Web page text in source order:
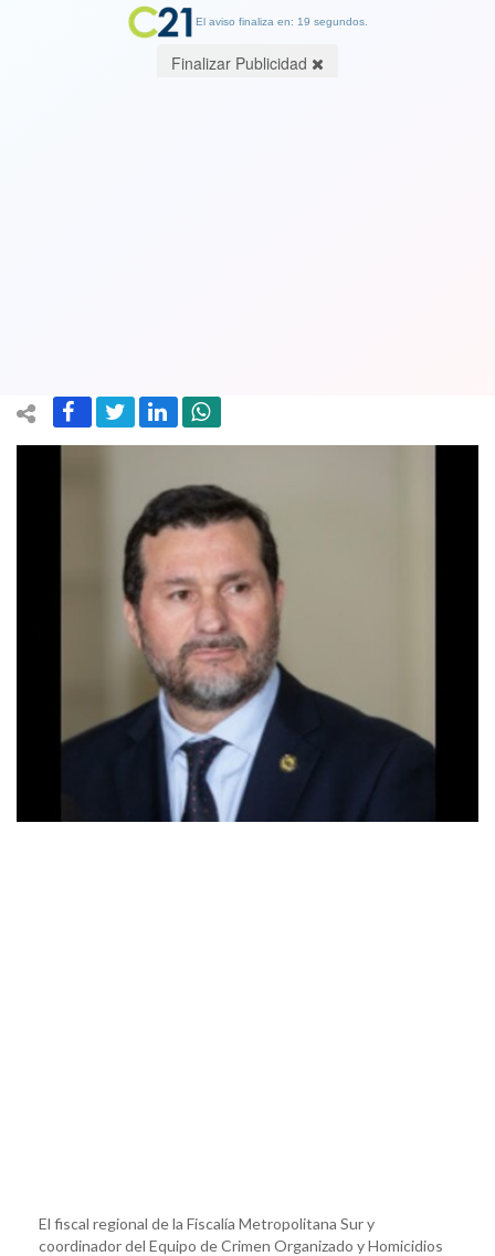
El fiscal regional de la Fiscalía Metropolitana Sur y
coordinador del Equipo de Crimen Organizado y Homicidios
El aviso finaliza en: 19 segundos.
Finalizar Publicidad